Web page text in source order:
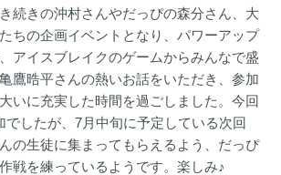
続きの沖村さんやだっぴの森分さん、大
ちの企画イベントとなり、パワーアップ
アイスブレイクのゲームからみんなで盛
鷹晧平さんの熱いお話をいただき、参加
いに充実した時間を過ごしました。今回
でしたが、7月中旬に予定している次回
の生徒に集まってもらえるよう、だっぴ
戦を練っているようです。楽しみ♪